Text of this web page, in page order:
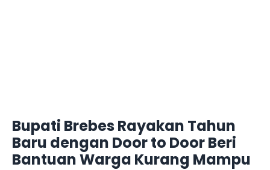
Bupati Brebes Rayakan Tahun
Baru dengan Door to Door Beri
Bantuan Warga Kurang Mampu